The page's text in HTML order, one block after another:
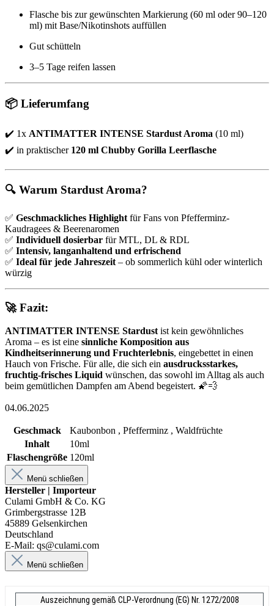
Flasche bis zur gewünschten Markierung (60 ml oder 90–120
ml) mit Base/Nikotinshots auffüllen
Gut schütteln
3–5 Tage reifen lassen
📦 Lieferumfang
✔️ 1x ANTIMATTER INTENSE Stardust Aroma (10 ml)
✔️ in praktischer 120 ml Chubby Gorilla Leerflasche
🔍 Warum Stardust Aroma?
✅ Geschmackliches Highlight für Fans von Pfefferminz-
Kaudragees & Beerenaromen
✅ Individuell dosierbar für MTL, DL & RDL
✅ Intensiv, langanhaltend und erfrischend
✅ Ideal für jede Jahreszeit – ob sommerlich kühl oder winterlich
würzig
🚀 Fazit:
ANTIMATTER INTENSE Stardustist kein gewöhnliches
Aroma – es ist eine sinnliche Komposition aus
Kindheitserinnerung und Fruchterlebnis, eingebettet in einen
Hauch von Frische. Für alle, die sich ein ausdrucksstarkes,
fruchtig-frisches Liquid wünschen, das sowohl im Alltag als auch
beim gemütlichen Dampfen am Abend begeistert. 🌠💨
04.06.2025
Geschmack
Kaubonbon , Pfefferminz , Waldfrüchte
Inhalt
10ml
Flaschengröße 120ml
Menü schließen
Hersteller | Importeur
Culami GmbH & Co. KG
Grimbergstrasse 12B
45889 Gelsenkirchen
Deutschland
E-Mail: qs@culami.com
Menü schließen
Auszeichnung gemäß CLP-Verordnung (EG) Nr. 1272/2008